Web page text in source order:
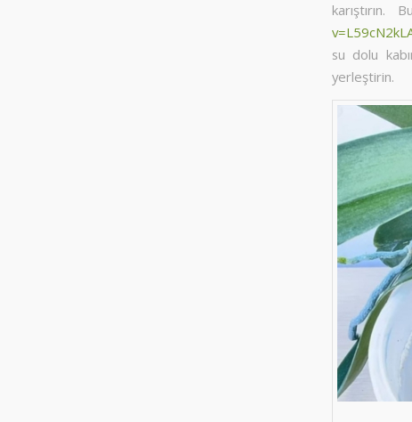
karıştırın.
su dolu
yerleştirin.